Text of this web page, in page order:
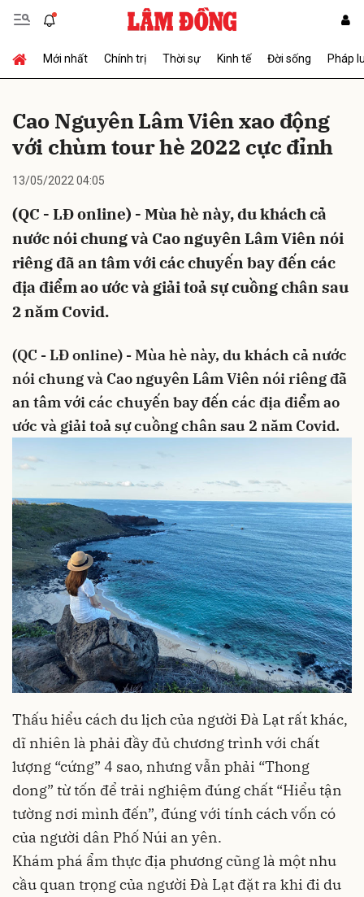
Mới nhất Chính trị Thời sự Kinh tế Đời sống Pháp
Cao Nguyên Lâm Viên xao động
với chùm tour hè 2022 cực đỉnh
13/05/2022 04:05
(QC - LĐ online) - Mùa hè này, du khách cả
nước nói chung và Cao nguyên Lâm Viên nói
riêng đã an tâm với các chuyến bay đến các
địa điểm ao ước và giải toả sự cuồng chân sau
2 năm Covid.
(QC - LĐ online) - Mùa hè này, du khách cả nước
nói chung và Cao nguyên Lâm Viên nói riêng đã
an tâm với các chuyến bay đến các địa điểm ao
ước và giải toả sự cuồng chân sau 2 năm Covid.
Thấu hiểu cách du lịch của người Đà Lạt rất khác,
dĩ nhiên là phải đầy đủ chương trình với chất
lượng “cứng” 4 sao, nhưng vẫn phải “Thong
dong” từ tốn để trải nghiệm đúng chất “Hiểu tận
tường nơi mình đến”, đúng với tính cách vốn có
của người dân Phố Núi an yên.
Khám phá ẩm thực địa phương cũng là một nhu
cầu quan trọng của người Đà Lạt đặt ra khi đi du
Gửi bình luận
Hủy Gửi